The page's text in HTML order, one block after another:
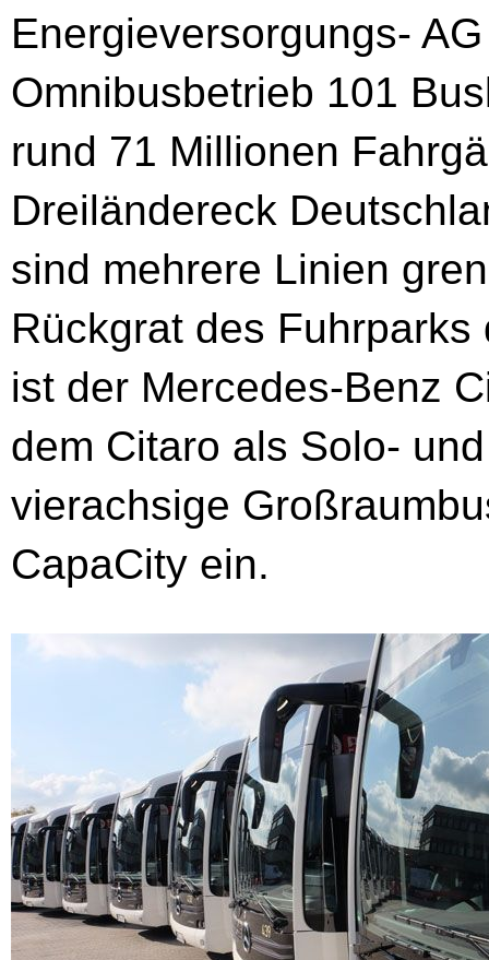
Energieversorgungs-
Omnibusbetrieb 101
rund 71 Millionen
Dreiländereck
sind mehrere Linien
Rückgrat des
ist der Mercedes-Benz
dem Citaro als Solo-
vierachsige
CapaCity ein.